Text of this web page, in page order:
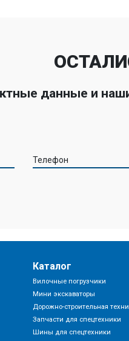
данные и
Телефон
Каталог
Вилочные погрузчики
Мини экскаваторы
Дорожно-строительная
Запчасти для спецтехники
Шины для спецтехники